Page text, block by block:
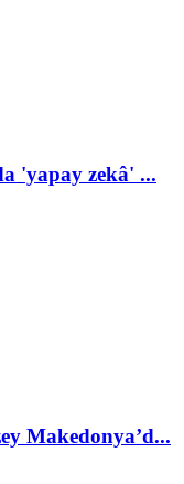
'yapay zekâ' ...
Makedonya’d...